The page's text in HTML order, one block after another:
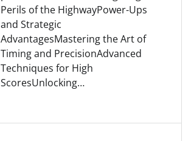
Perils of the HighwayPower-Ups
and Strategic
AdvantagesMastering the Art of
Timing and PrecisionAdvanced
Techniques for High
ScoresUnlocking…